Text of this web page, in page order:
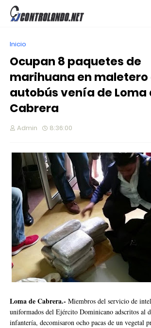
Inicio
Ocupan 8 paquetes de
marihuana en maletero
autobús venía de Loma
Cabrera
Admin 8:36:00
Loma de Cabrera.- Miembros del servicio de
uniformados del Ejército Dominicano adscritos al
infantería, decomisaron ocho pacas de un vegetal